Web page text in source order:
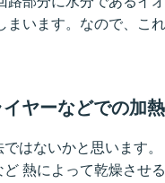
まいます。なので、こ
ヤーなどでの加熱
はないかと思います
ど 熱によって乾燥させ